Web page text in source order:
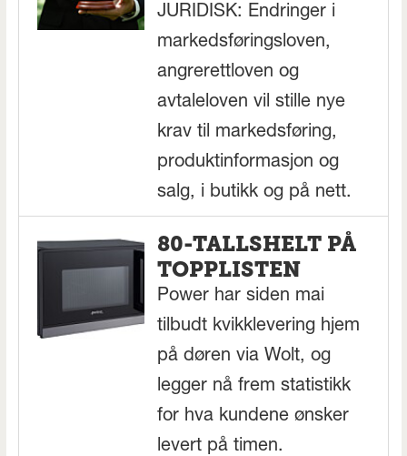
JURIDISK: Endringer i
markedsføringsloven,
angrerettloven og
avtaleloven vil stille nye
krav til markedsføring,
produktinformasjon og
salg, i butikk og på nett.
80-TALLSHELT PÅ
TOPPLISTEN
Power har siden mai
tilbudt kvikklevering hjem
på døren via Wolt, og
legger nå frem statistikk
for hva kundene ønsker
levert på timen.